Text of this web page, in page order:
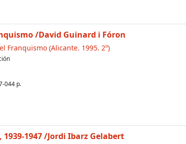
/David Guinard i Fóron
Franquismo(Alicante. 1995. 2º)
044 p.
1947/Jordi Ibarz Gelabert